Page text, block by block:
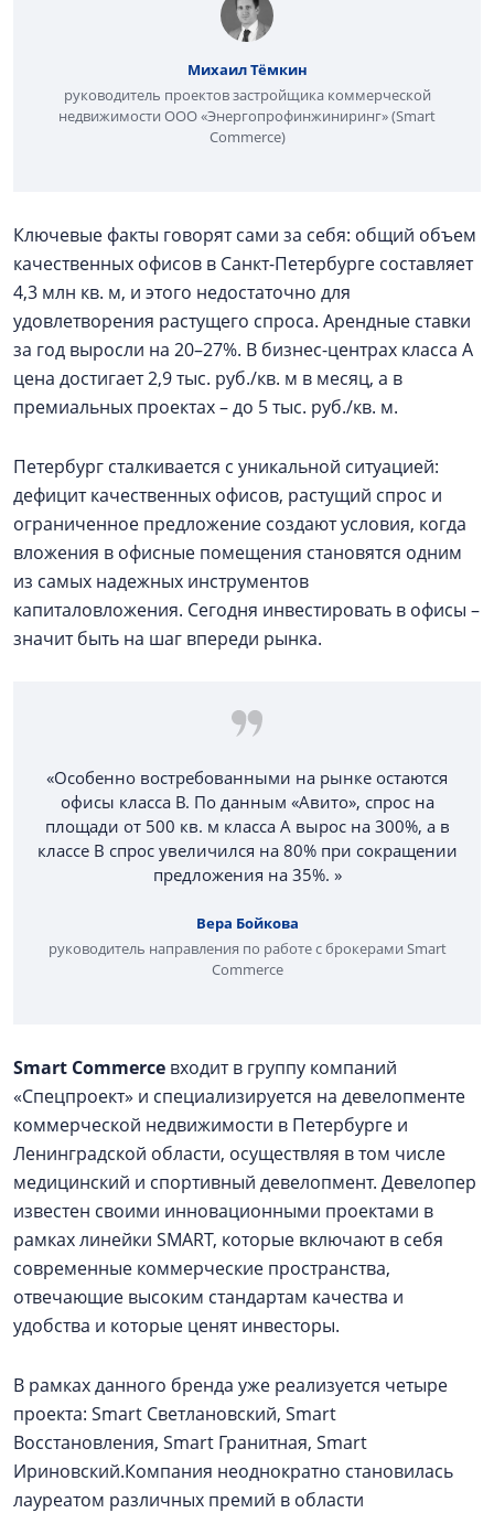
Михаил Тёмкин
руководитель проектов застройщика коммерческой
недвижимости ООО «Энергопрофинжиниринг» (Smart
Commerce)
Ключевые факты говорят сами за себя: общий объем
качественных офисов в Санкт-Петербурге составляет
4,3 млн кв. м, и этого недостаточно для
удовлетворения растущего спроса. Арендные ставки
за год выросли на 20–27%. В бизнес-центрах класса A
цена достигает 2,9 тыс. руб./кв. м в месяц, а в
премиальных проектах – до 5 тыс. руб./кв. м.
Петербург сталкивается с уникальной ситуацией:
дефицит качественных офисов, растущий спрос и
ограниченное предложение создают условия, когда
вложения в офисные помещения становятся одним
из самых надежных инструментов
капиталовложения. Сегодня инвестировать в офисы –
значит быть на шаг впереди рынка.
«Особенно востребованными на рынке остаются
офисы класса B. По данным «Авито», спрос на
площади от 500 кв. м класса A вырос на 300%, а в
классе B спрос увеличился на 80% при сокращении
предложения на 35%. »
Вера Бойкова
руководитель направления по работе с брокерами Smart
Commerce
Smart Commerce входит в группу компаний
«Спецпроект» и специализируется на девелопменте
коммерческой недвижимости в Петербурге и
Ленинградской области, осуществляя в том числе
медицинский и спортивный девелопмент. Девелопер
известен своими инновационными проектами в
рамках линейки SMART, которые включают в себя
современные коммерческие пространства,
отвечающие высоким стандартам качества и
удобства и которые ценят инвесторы.
В рамках данного бренда уже реализуется четыре
проекта: Smart Светлановский, Smart
Восстановления, Smart Гранитная, Smart
Ириновский.Компания неоднократно становилась
лауреатом различных премий в области